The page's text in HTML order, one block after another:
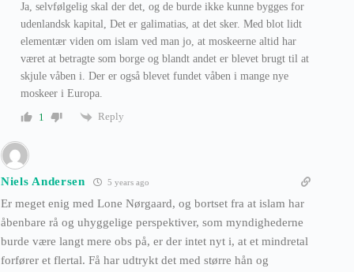
Ja, selvfølgelig skal der det, og de burde ikke kunne bygges for
udenlandsk kapital, Det er galimatias, at det sker. Med blot lidt
elementær viden om islam ved man jo, at moskeerne altid har
været at betragte som borge og blandt andet er blevet brugt til at
skjule våben i. Der er også blevet fundet våben i mange nye
moskeer i Europa.
1
Reply
Niels Andersen 5 years ago
Er meget enig med Lone Nørgaard, og bortset fra at islam har
åbenbare rå og uhyggelige perspektiver, som myndighederne
burde være langt mere obs på, er der intet nyt i, at et mindretal
forfører et flertal. Få har udtrykt det med større hån og